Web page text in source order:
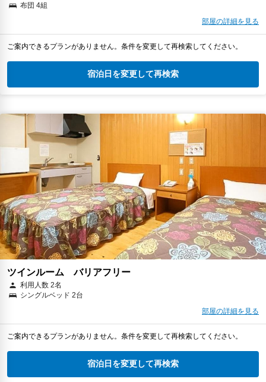
布団 4組
部屋の詳細を見る
ご案内できるプランがありません。条件を変更して再検索してください。
宿泊日を変更して再検索
ツインルーム バリアフリー
利用人数 2名
シングルベッド 2台
部屋の詳細を見る
ご案内できるプランがありません。条件を変更して再検索してください。
宿泊日を変更して再検索